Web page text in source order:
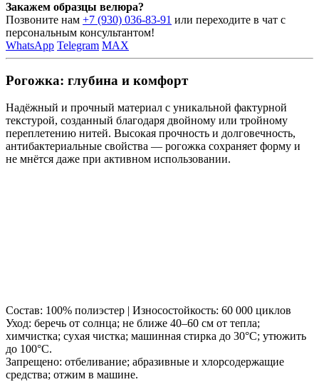
Закажем образцы велюра?
Позвоните нам +7 (930) 036-83-91 или переходите в чат с
персональным консультантом!
WhatsApp Telegram MAX
Рогожка: глубина и комфорт
Надёжный и прочный материал с уникальной фактурной
текстурой, созданный благодаря двойному или тройному
переплетению нитей. Высокая прочность и долговечность,
антибактериальные свойства — рогожка сохраняет форму и
не мнётся даже при активном использовании.
Состав: 100% полиэстер | Износостойкость: 60 000 циклов
Уход: беречь от солнца; не ближе 40–60 см от тепла;
химчистка; сухая чистка; машинная стирка до 30°C; утюжить
до 100°C.
Запрещено: отбеливание; абразивные и хлорсодержащие
средства; отжим в машине.